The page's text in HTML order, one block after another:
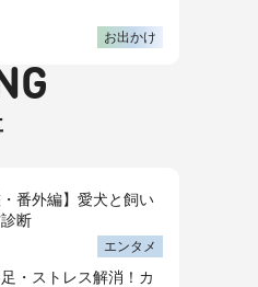
お出かけ
・番外編】愛犬と飼い
断
エンタメ
・ストレス解消！カ